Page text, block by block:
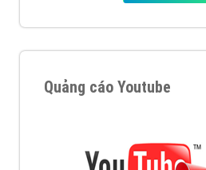
Quảng cáo Youtube